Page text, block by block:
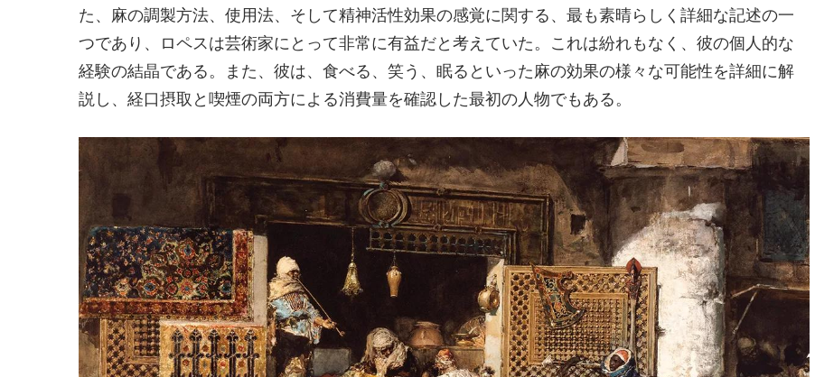
た、麻の調製方法、使用法、そして精神活性効果の感覚に関する、最も素晴らしく詳細な記述の一
つであり、ロペスは芸術家にとって非常に有益だと考えていた。これは紛れもなく、彼の個人的な
経験の結晶である。また、彼は、食べる、笑う、眠るといった麻の効果の様々な可能性を詳細に解
説し、経口摂取と喫煙の両方による消費量を確認した最初の人物でもある。